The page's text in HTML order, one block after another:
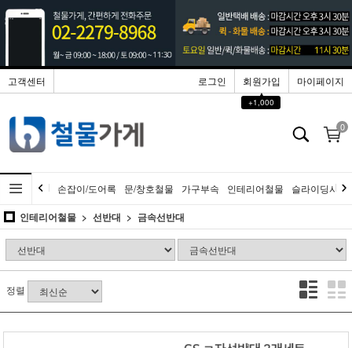
고객센터 로그인
회원가입
▲
+1,000
마이페이지
0
손잡이/도어록 문/창호철물 가구부속 인테리어철물 슬라이딩시스
인테리어철물 선반대 금속선반대
정렬